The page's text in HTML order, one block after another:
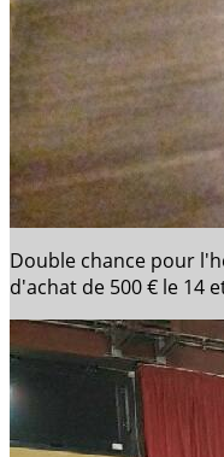
Double chance pour
d'achat de 500 € le 14